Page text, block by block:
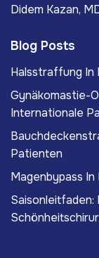
Didem Kazan,
Blog Posts
Halsstraffung In
Gynäkomastie-
Internationale
Patienten
Magenbypass